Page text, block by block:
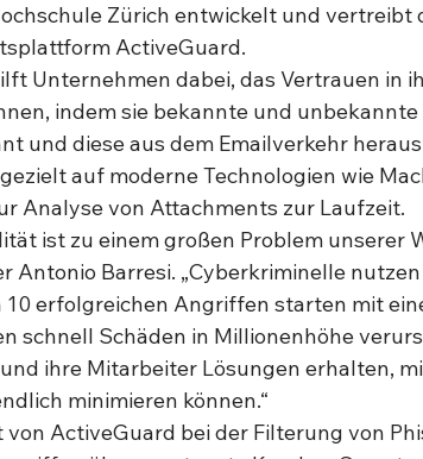
Zürich entwickelt und vertreibt
ActiveGuard.
Unternehmen dabei, das Vertrauen in
indem sie bekannte und
und diese aus dem Emailverkehr
auf moderne Technologien wie
Analyse von Attachments zur Laufzeit.
ist zu einem großen Problem unserer
Antonio Barresi. „Cyberkriminelle
10 erfolgreichen Angriffen starten mit
schnell Schäden in Millionenhöhe
ihre Mitarbeiter Lösungen erhalten,
minimieren können.“
ActiveGuard bei der Filterung von